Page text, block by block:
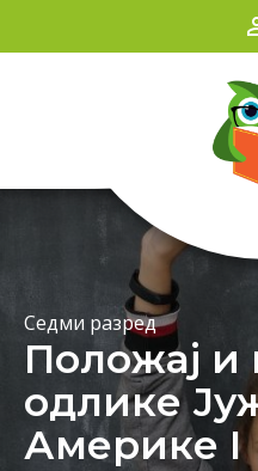
Седми разред
Положај
одлике
Америке I